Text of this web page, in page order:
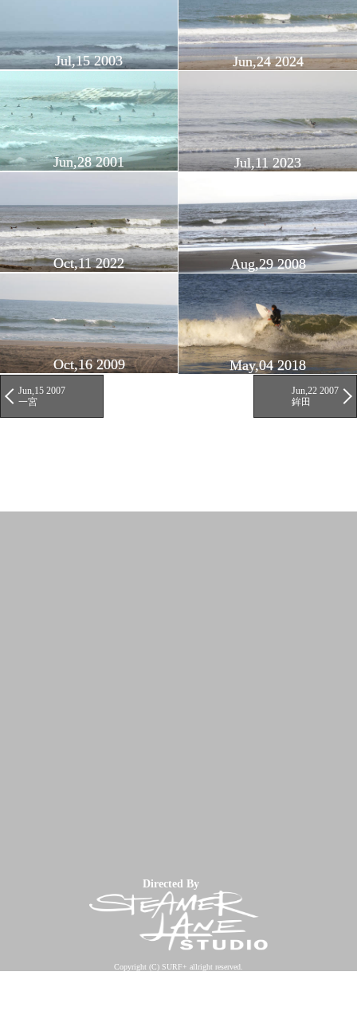
Jul,15 2003 Jun,24 2024
Jun,28 2001 Jul,11 2023
Oct,11 2022 Aug,29 2008
Oct,16 2009 May,04 2018
Jun,15 2007
一宮
Jun,22 2007
鉾田
Directed By
Copyright (C) SURF+ allright reserved.